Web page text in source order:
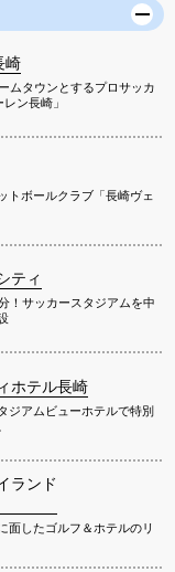
崎
ムタウンとするプロサッカ
ン長崎」
トボールクラブ「長崎ヴェ
ティ
！サッカースタジアムを中
ホテル長崎
ジアムビューホテルで特別
ランド
面したゴルフ＆ホテルのリ